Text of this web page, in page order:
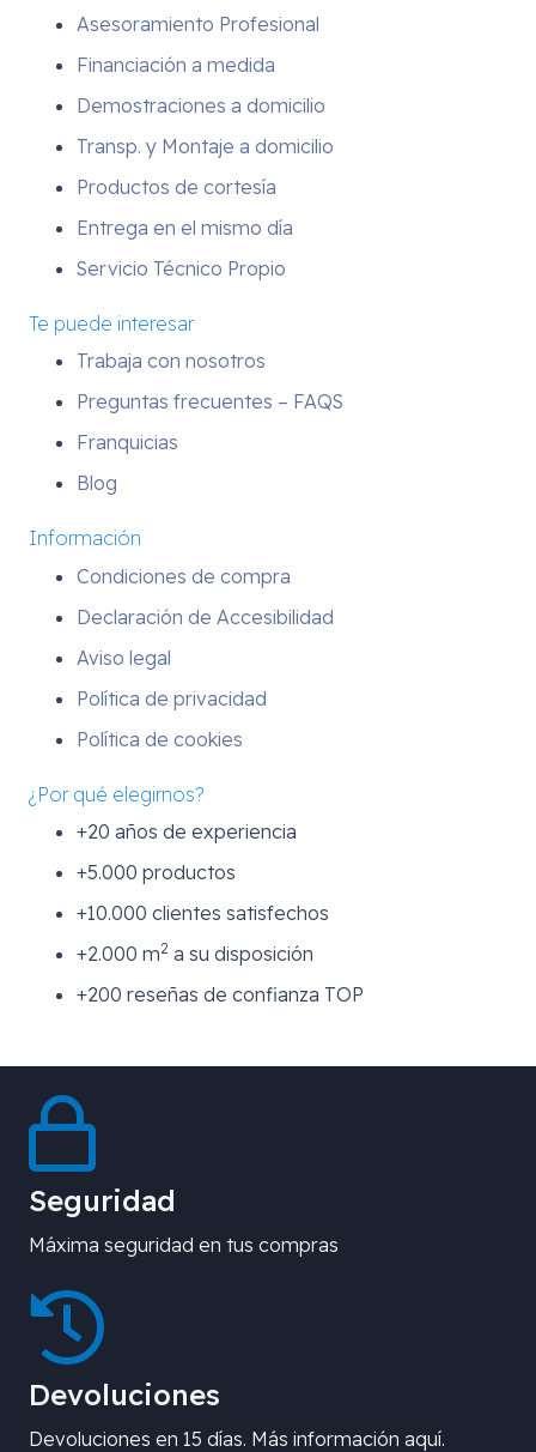
Asesoramiento Profesional
Financiación a medida
Demostraciones a domicilio
Transp. y Montaje a domicilio
Productos de cortesía
Entrega en el mismo día
Servicio Técnico Propio
Te puede interesar
Trabaja con nosotros
Preguntas frecuentes – FAQS
Franquicias
Blog
Información
Condiciones de compra
Declaración de Accesibilidad
Aviso legal
Política de privacidad
Política de cookies
¿Por qué elegirnos?
+20 años de experiencia
+5.000 productos
+10.000 clientes satisfechos
+2.000 m2 a su disposición
+200 reseñas de confianza TOP
Seguridad
Máxima seguridad en tus compras
Devoluciones
Devoluciones en 15 días. Más información aquí.